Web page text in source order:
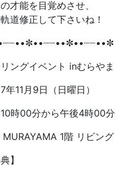
才能を目覚めさせ、
道修正して下さいね！
ングイベント inむらやま
年11月9日（日曜日）
分から午後4時00分
MURAYAMA 1階 リビング
】